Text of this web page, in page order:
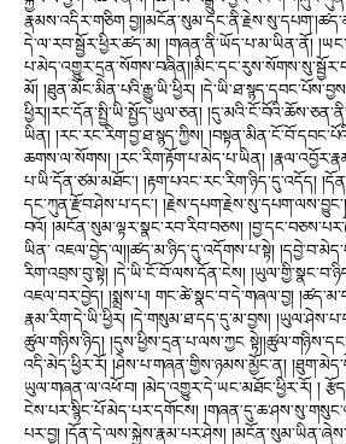
རྣམས་འདིར་གཅིག
དེ་ལ་རབ་སྦྱོར་ཕྱིར་ཚད་མ། །གཞན་ནི་ཡོད་པ་མ་ཡིན་ནོ།
མོ། །ཐུན་མོང་མིན་པའི་རྒྱུ་ཡི་ཕྱིར།
ཕྱིར།།རང་དོན་སྤྱི་ཡི་སྤྱོད་ཡུལ་ཅན།
ཡིན། །རང་རང་རིག་བྱ་ཐ་སྙད་ཀྱིས།
ཆགས་ལ་སོགས། །རང་རིག་རྟོག་པ་མེད་པ་ཡིན།
པ་ཡི་དོན་ཙམ་མཐོང་། །རྟག་པའང་རང་རིག་ཉིད་དུ་འདོད།
དང་ཀུན་རྫོབ་ཤེས་པ་དང་།
བའོ། །མངོན་སུམ་ལྟར་སྣང་རབ་རིབ་བཅས།
ཡིན་ འཇལ་བྱེད་ལ།།ཚད་མ་ཉིད་དུ་འདོགས་པ་སྟེ།
རིག་འབྲས་བུ་སྟེ། །དེ་ཡི་ངོ་བོ་ལས་དོན་ངེས།
འཇལ་བར་བྱེད། །སྨྲས་པ། གང་ཚེ་སྣང་བ་དེ་གཞལ་བྱ།
རྣམ་རིག་དེ་ཡི་ཕྱིར། །དེ་གསུམ་ཐ་དད་དུ་མ་བྱས།
ཚུལ་གཉིས་ཉིད། །དུས་ཕྱིས་དྲན་པ་ལས་ཀྱང
འདི་མེད་ཕྱིར་རོ། །ཤེས་པ་གཞན་གྱིས་ཉམས་མྱོང་ན།
ཡུལ་གཞན་ལ་འཕོ་བ། །མེད་འགྱུར་དེ་ཡང་མཐོང་ཕྱིར་རོ། །
ངེས་པར་སྙིང་པོ་མེད་པར་དགོངས།
པར་བྱ། །དོན་དེ་ལས་སྐྱེས་རྣམ་པར་ཤེས།